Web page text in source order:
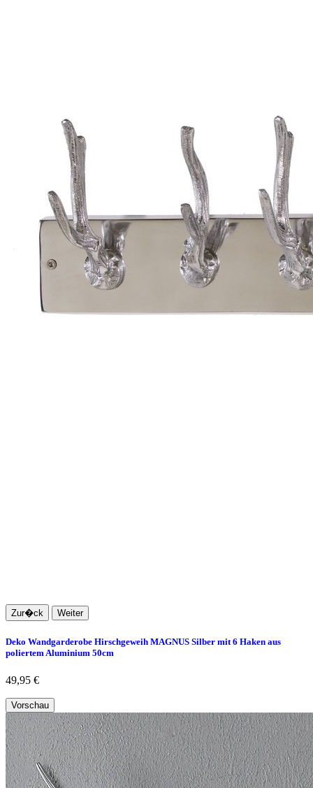
Zur�ck Weiter
Deko Wandgarderobe Hirschgeweih MAGNUS Silber mit 6 Haken aus
poliertem Aluminium 50cm
49,95 €
Vorschau